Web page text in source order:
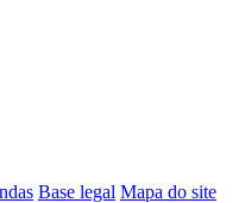
Base legal Mapa do site